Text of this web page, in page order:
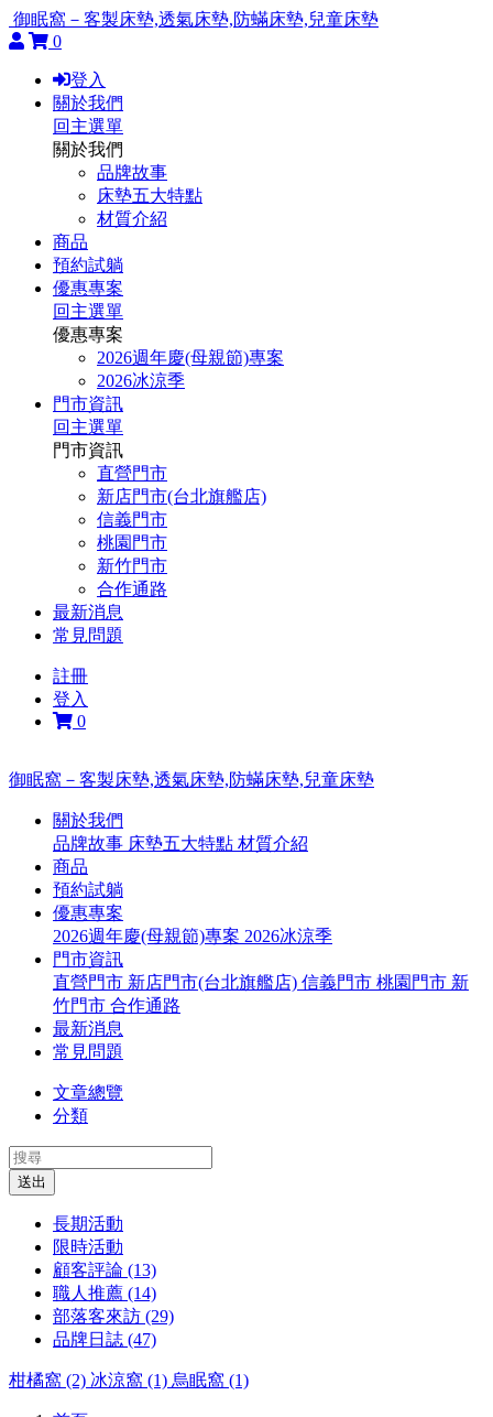
御眠窩－客製床墊,透氣床墊,防蟎床墊,兒童床墊
0
登入
關於我們
回主選單
關於我們
品牌故事
床墊五大特點
材質介紹
商品
預約試躺
優惠專案
回主選單
優惠專案
2026週年慶(母親節)專案
2026冰涼季
門市資訊
回主選單
門市資訊
直營門市
新店門市(台北旗艦店)
信義門市
桃園門市
新竹門市
合作通路
最新消息
常見問題
註冊
登入
0
御眠窩－客製床墊,透氣床墊,防蟎床墊,兒童床墊
關於我們
品牌故事 床墊五大特點 材質介紹
商品
預約試躺
優惠專案
2026週年慶(母親節)專案 2026冰涼季
門市資訊
直營門市 新店門市(台北旗艦店) 信義門市 桃園門市 新
竹門市 合作通路
最新消息
常見問題
文章總覽
分類
送出
長期活動
限時活動
顧客評論 (13)
職人推薦 (14)
部落客來訪 (29)
品牌日誌 (47)
柑橘窩 (2) 冰涼窩 (1) 烏眠窩 (1)